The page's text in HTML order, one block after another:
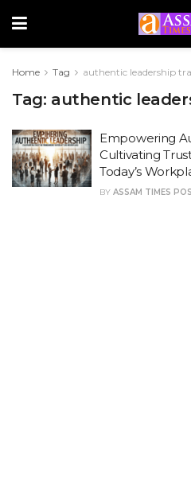
Home Tag authentic leadership
Tag: authentic
Empowering
Cultivating
Today’s
BY ASSAM TIMES